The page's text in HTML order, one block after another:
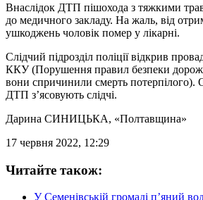
Внаслідок ДТП пішохода з тяжкими
до медичного закладу. На жаль, від
ушкоджень чоловік помер у лікарні.
Слідчий підрозділ поліції відкрив
ККУ (Порушення правил безпеки
вони спричинили смерть потерпілого).
ДТП з’ясовують слідчі.
Дарина СИНИЦЬКА, «Полтавщина»
17 червня 2022, 12:29
Читайте також:
У Семенівській громаді п’яний